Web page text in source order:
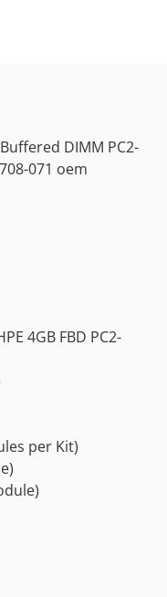
DIMM PC2-
071 oem
4GB FBD PC2-
per Kit)